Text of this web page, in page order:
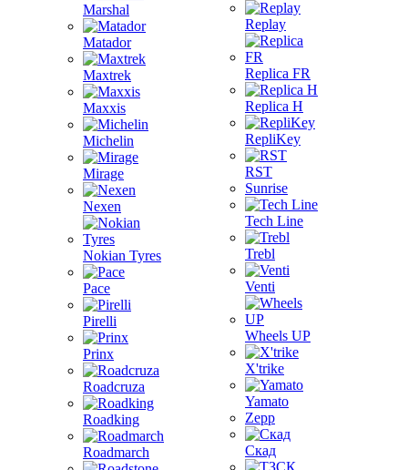
Marshal
Matador
Maxtrek
Maxxis
Michelin
Mirage
Nexen
Nokian Tyres
Pace
Pirelli
Prinx
Roadcruza
Roadking
Roadmarch
Replay
Replica FR
Replica H
RepliKey
RST
Sunrise
Tech Line
Trebl
Venti
Wheels UP
X'trike
Yamato
Zepp
Скад